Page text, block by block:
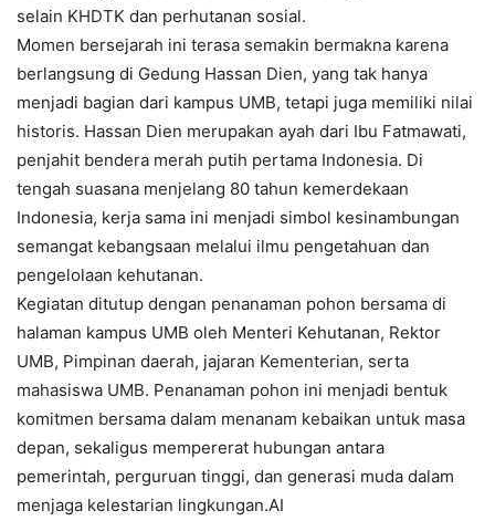
selain KHDTK dan perhutanan sosial.
Momen bersejarah ini terasa semakin bermakna karena
berlangsung di Gedung Hassan Dien, yang tak hanya
menjadi bagian dari kampus UMB, tetapi juga memiliki nilai
historis. Hassan Dien merupakan ayah dari Ibu Fatmawati,
penjahit bendera merah putih pertama Indonesia. Di
tengah suasana menjelang 80 tahun kemerdekaan
Indonesia, kerja sama ini menjadi simbol kesinambungan
semangat kebangsaan melalui ilmu pengetahuan dan
pengelolaan kehutanan.
Kegiatan ditutup dengan penanaman pohon bersama di
halaman kampus UMB oleh Menteri Kehutanan, Rektor
UMB, Pimpinan daerah, jajaran Kementerian, serta
mahasiswa UMB. Penanaman pohon ini menjadi bentuk
komitmen bersama dalam menanam kebaikan untuk masa
depan, sekaligus mempererat hubungan antara
pemerintah, perguruan tinggi, dan generasi muda dalam
menjaga kelestarian lingkungan.AI